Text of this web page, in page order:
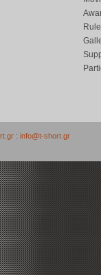
: info@t-short.gr